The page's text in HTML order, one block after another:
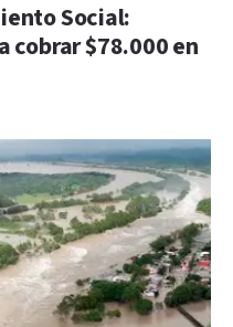
Social:
cobrar $78.000 en